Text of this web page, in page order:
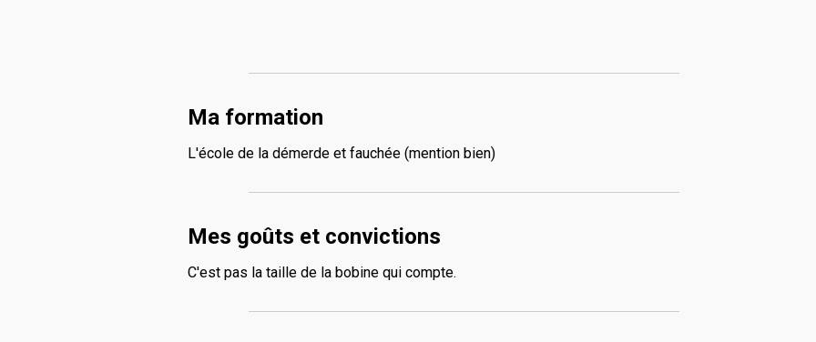
Ma formation
L'école de la démerde et fauchée (mention bien)
Mes goûts et convictions
C'est pas la taille de la bobine qui compte.